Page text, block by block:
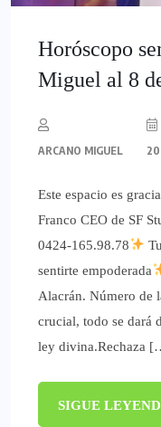
Horóscopo
Miguel al 8
ARCANO MIGUEL
Este espacio es
Franco CEO de SF
0424-165.98.78
sentirte empoderada
Alacrán. Número de
crucial, todo se dará
ley divina.Rechaza
SIGUE